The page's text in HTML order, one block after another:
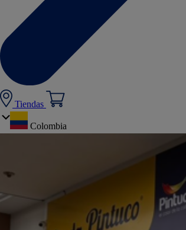
Tiendas
Colombia